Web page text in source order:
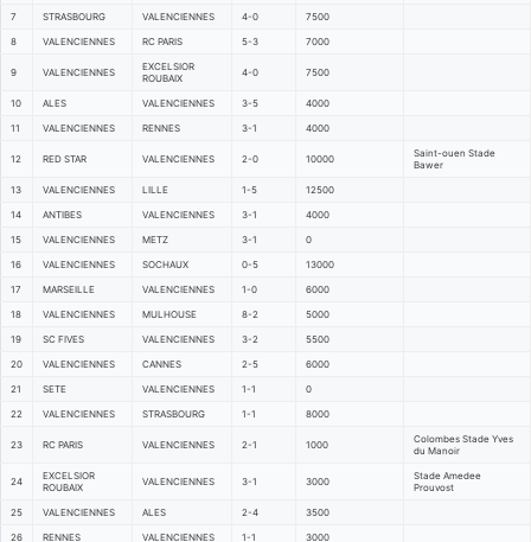
7 STRASBOURG VALENCIENNES 4-0 7500
8 VALENCIENNES RC PARIS 5-3 7000
9 VALENCIENNES
EXCELSIOR
ROUBAIX
4-0 7500
10 ALES VALENCIENNES 3-5 4000
11 VALENCIENNES RENNES 3-1 4000
12 RED STAR VALENCIENNES 2-0 10000
Saint-ouen Stade
Bawer
13 VALENCIENNES LILLE 1-5 12500
14 ANTIBES VALENCIENNES 3-1 4000
15 VALENCIENNES METZ 3-1 0
16 VALENCIENNES SOCHAUX 0-5 13000
17 MARSEILLE VALENCIENNES 1-0 6000
18 VALENCIENNES MULHOUSE 8-2 5000
19 SC FIVES VALENCIENNES 3-2 5500
20 VALENCIENNES CANNES 2-5 6000
21 SETE VALENCIENNES 1-1 0
22 VALENCIENNES STRASBOURG 1-1 8000
23 RC PARIS VALENCIENNES 2-1 1000
Colombes Stade Yves
du Manoir
24
EXCELSIOR
ROUBAIX
VALENCIENNES 3-1 3000
Stade Amedee
Prouvost
25 VALENCIENNES ALES 2-4 3500
26 RENNES VALENCIENNES 1-1 3000